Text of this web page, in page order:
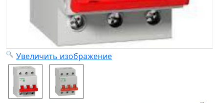
Увеличить изображение